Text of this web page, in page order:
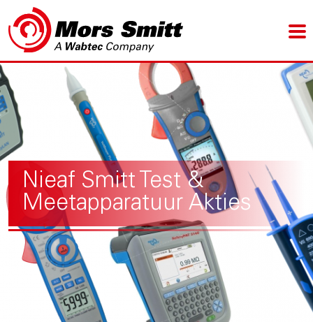
Nieaf Smitt Test &
Meetapparatuur Akties